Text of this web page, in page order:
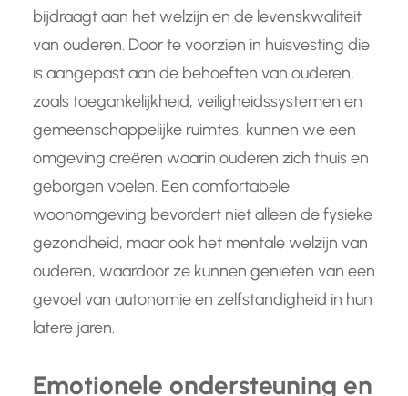
bijdraagt aan het welzijn en de levenskwaliteit
van ouderen. Door te voorzien in huisvesting die
is aangepast aan de behoeften van ouderen,
zoals toegankelijkheid, veiligheidssystemen en
gemeenschappelijke ruimtes, kunnen we een
omgeving creëren waarin ouderen zich thuis en
geborgen voelen. Een comfortabele
woonomgeving bevordert niet alleen de fysieke
gezondheid, maar ook het mentale welzijn van
ouderen, waardoor ze kunnen genieten van een
gevoel van autonomie en zelfstandigheid in hun
latere jaren.
Emotionele ondersteuning en